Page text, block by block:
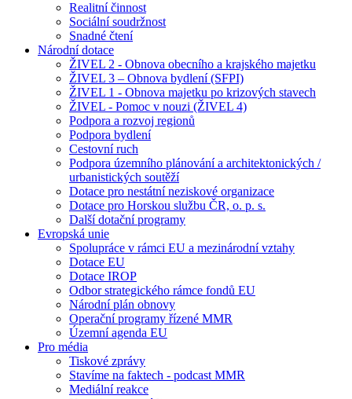
Realitní činnost
Sociální soudržnost
Snadné čtení
Národní dotace
ŽIVEL 2 - Obnova obecního a krajského majetku
ŽIVEL 3 – Obnova bydlení (SFPI)
ŽIVEL 1 - Obnova majetku po krizových stavech
ŽIVEL - Pomoc v nouzi (ŽIVEL 4)
Podpora a rozvoj regionů
Podpora bydlení
Cestovní ruch
Podpora územního plánování a architektonických /
urbanistických soutěží
Dotace pro nestátní neziskové organizace
Dotace pro Horskou službu ČR, o. p. s.
Další dotační programy
Evropská unie
Spolupráce v rámci EU a mezinárodní vztahy
Dotace EU
Dotace IROP
Odbor strategického rámce fondů EU
Národní plán obnovy
Operační programy řízené MMR
Územní agenda EU
Pro média
Tiskové zprávy
Stavíme na faktech - podcast MMR
Mediální reakce